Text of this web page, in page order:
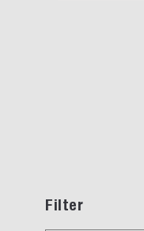
Filter